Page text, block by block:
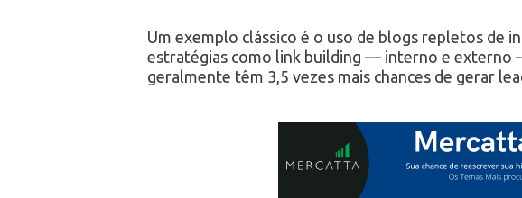
Um exemplo clássico é o uso de blogs repletos de
estratégias como link building — interno e externo
geralmente têm 3,5 vezes mais chances de gerar